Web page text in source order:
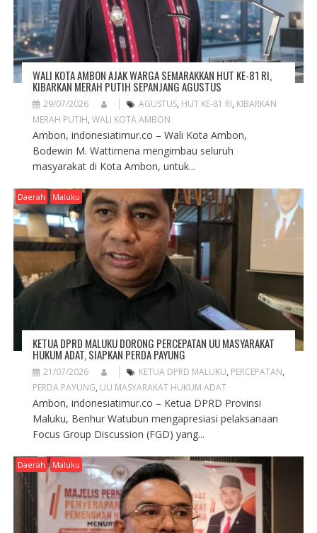
WALI KOTA AMBON AJAK WARGA SEMARAKKAN HUT KE-81 RI,
KIBARKAN MERAH PUTIH SEPANJANG AGUSTUS
29/07/2026 AGUSTUS, HUT KE-81 RI, KIBARKAN
MERAH PUTIH, WALI KOTA AMBON
Ambon, indonesiatimur.co – Wali Kota Ambon,
Bodewin M. Wattimena mengimbau seluruh
masyarakat di Kota Ambon, untuk...
Daerah Maluku
KETUA DPRD MALUKU DORONG PERCEPATAN UU MASYARAKAT
HUKUM ADAT, SIAPKAN PERDA PAYUNG
21/07/2026 KETUA DPRD MALUKU, PERCEPATAN,
PERDA PAYUNG, UU MASYARAKAT HUKUM ADAT
Ambon, indonesiatimur.co – Ketua DPRD Provinsi
Maluku, Benhur Watubun mengapresiasi pelaksanaan
Focus Group Discussion (FGD) yang...
Daerah Maluku